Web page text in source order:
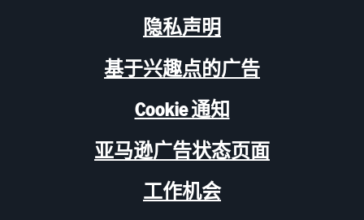
隐私声明
基于兴趣点的广告
Cookie 通知
亚马逊广告状态页面
工作机会